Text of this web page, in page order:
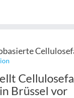
Brüssel vor